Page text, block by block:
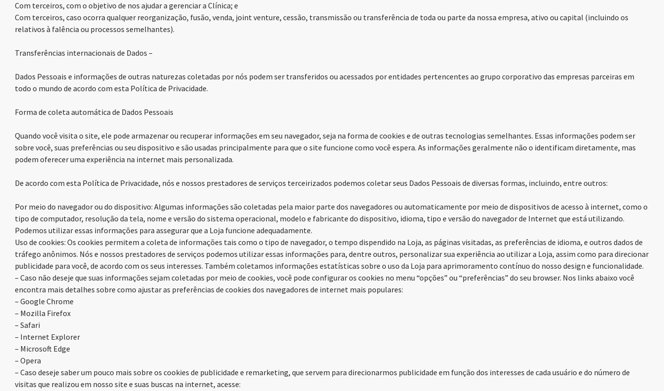
Com terceiros, com o objetivo de nos ajudar a gerenciar a Clínica; e
Com terceiros, caso ocorra qualquer reorganização, fusão, venda, joint venture, cessão, transmissão ou transferência de toda ou parte da nossa empresa, ativo ou capital (incluindo os
relativos à falência ou processos semelhantes).
Transferências internacionais de Dados –
Dados Pessoais e informações de outras naturezas coletadas por nós podem ser transferidos ou acessados por entidades pertencentes ao grupo corporativo das empresas parceiras em
todo o mundo de acordo com esta Política de Privacidade.
Forma de coleta automática de Dados Pessoais
Quando você visita o site, ele pode armazenar ou recuperar informações em seu navegador, seja na forma de cookies e de outras tecnologias semelhantes. Essas informações podem ser
sobre você, suas preferências ou seu dispositivo e são usadas principalmente para que o site funcione como você espera. As informações geralmente não o identificam diretamente, mas
podem oferecer uma experiência na internet mais personalizada.
De acordo com esta Política de Privacidade, nós e nossos prestadores de serviços terceirizados podemos coletar seus Dados Pessoais de diversas formas, incluindo, entre outros:
Por meio do navegador ou do dispositivo: Algumas informações são coletadas pela maior parte dos navegadores ou automaticamente por meio de dispositivos de acesso à internet, como o
tipo de computador, resolução da tela, nome e versão do sistema operacional, modelo e fabricante do dispositivo, idioma, tipo e versão do navegador de Internet que está utilizando.
Podemos utilizar essas informações para assegurar que a Loja funcione adequadamente.
Uso de cookies: Os cookies permitem a coleta de informações tais como o tipo de navegador, o tempo dispendido na Loja, as páginas visitadas, as preferências de idioma, e outros dados de
tráfego anônimos. Nós e nossos prestadores de serviços podemos utilizar essas informações para, dentre outros, personalizar sua experiência ao utilizar a Loja, assim como para direcionar
publicidade para você, de acordo com os seus interesses. Também coletamos informações estatísticas sobre o uso da Loja para aprimoramento contínuo do nosso design e funcionalidade.
– Caso não deseje que suas informações sejam coletadas por meio de cookies, você pode configurar os cookies no menu “opções” ou “preferências” do seu browser. Nos links abaixo você
encontra mais detalhes sobre como ajustar as preferências de cookies dos navegadores de internet mais populares:
– Google Chrome
– Mozilla Firefox
– Safari
– Internet Explorer
– Microsoft Edge
– Opera
– Caso deseje saber um pouco mais sobre os cookies de publicidade e remarketing, que servem para direcionarmos publicidade em função dos interesses de cada usuário e do número de
visitas que realizou em nosso site e suas buscas na internet, acesse: